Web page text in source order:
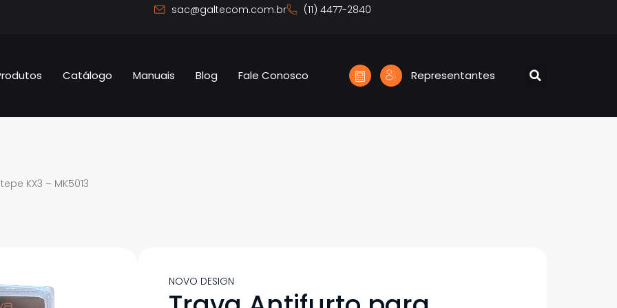
sac@galtecom.com.br (11) 4477-2840
Catálogo Manuais Blog Fale Conosco Representantes
KX3 – MK5013
NOVO DESIGN